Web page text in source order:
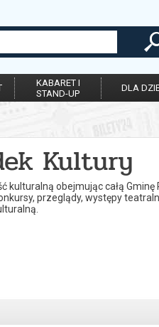
KABARET I
STAND-UP
DLA
Kultury
kulturalną obejmując całą
przeglądy, występy